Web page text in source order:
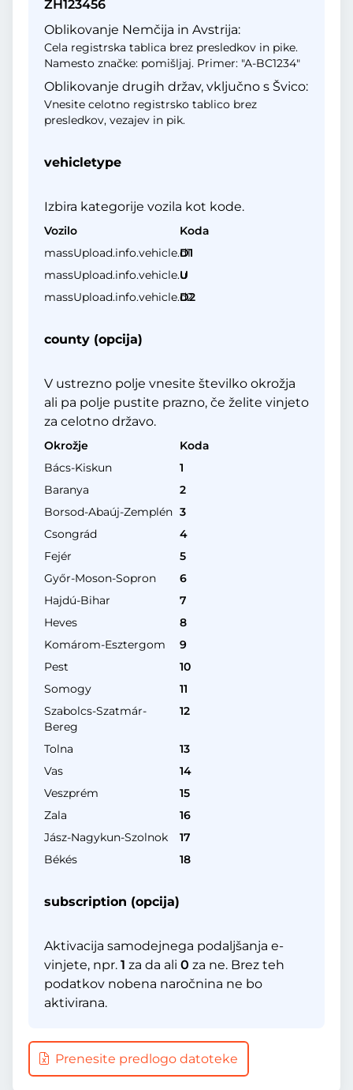
ZH123456
Oblikovanje Nemčija in Avstrija:
Cela registrska tablica brez presledkov in pike.
Namesto značke: pomišljaj. Primer: "A-BC1234"
Oblikovanje drugih držav, vključno s Švico:
Vnesite celotno registrsko tablico brez
presledkov, vezajev in pik.
vehicletype
Izbira kategorije vozila kot kode.
Vozilo
Koda
massUpload.info.vehicle.d1
D1
massUpload.info.vehicle.u
U
massUpload.info.vehicle.d2
D2
county (opcija)
V ustrezno polje vnesite številko okrožja
ali pa polje pustite prazno, če želite vinjeto
za celotno državo.
Okrožje
Koda
Bács-Kiskun
1
Baranya
2
Borsod-Abaúj-Zemplén 3
Csongrád
4
Fejér
5
Győr-Moson-Sopron
6
Hajdú-Bihar
7
Heves
8
Komárom-Esztergom
9
Pest
10
Somogy
11
Szabolcs-Szatmár-
Bereg
12
Tolna
13
Vas
14
Veszprém
15
Zala
16
Jász-Nagykun-Szolnok
17
Békés
18
subscription (opcija)
Aktivacija samodejnega podaljšanja e-
vinjete, npr. 1 za da ali 0 za ne. Brez teh
podatkov nobena naročnina ne bo
aktivirana.
Prenesite predlogo datoteke